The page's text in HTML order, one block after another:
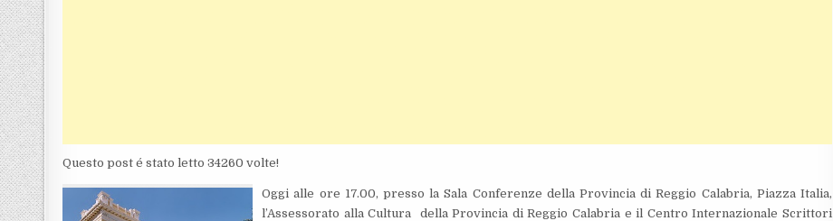
Questo post é stato letto 34260 volte!
Oggi alle ore 17.00, presso la Sala Conferenze della Provincia di Reggio Calabria, Piazza Italia,
l’Assessorato alla Cultura della Provincia di Reggio Calabria e il Centro Internazionale Scrittori